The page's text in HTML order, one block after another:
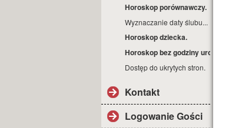
Horoskop porównawczy.
Wyznaczanie daty ślubu...
Horoskop dziecka.
Horoskop bez godziny urodz.
Dostęp do ukrytych stron.
Kontakt
Logowanie Gości